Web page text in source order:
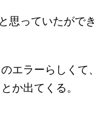
思っていたができ
エラーらしくて、
か出てくる。